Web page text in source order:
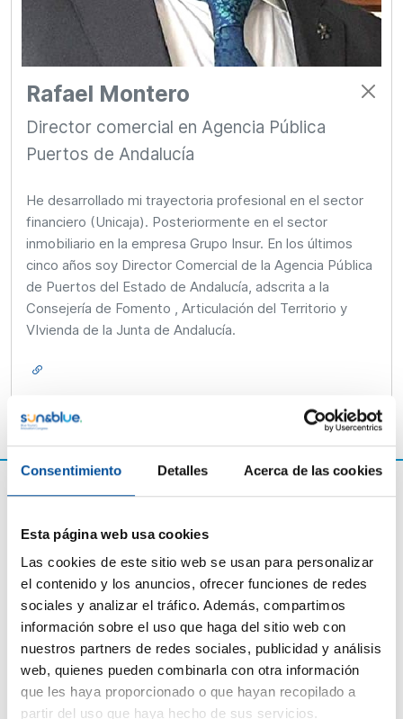
Consentimiento Detalles Acerca de las cookies
Esta página web usa cookies
Las cookies de este sitio web se usan para personalizar
el contenido y los anuncios, ofrecer funciones de redes
sociales y analizar el tráfico. Además, compartimos
información sobre el uso que haga del sitio web con
nuestros partners de redes sociales, publicidad y análisis
web, quienes pueden combinarla con otra información
que les haya proporcionado o que hayan recopilado a
partir del uso que haya hecho de sus servicios.
Rafael Montero
Director comercial en Agencia Pública
Puertos de Andalucía
He desarrollado mi trayectoria profesional en el sector
financiero (Unicaja). Posteriormente en el sector
inmobiliario en la empresa Grupo Insur. En los últimos
cinco años soy Director Comercial de la Agencia Pública
de Puertos del Estado de Andalucía, adscrita a la
Consejería de Fomento , Articulación del Territorio y
VIvienda de la Junta de Andalucía.
CONTACTO
hello@sunandbluecongress.com